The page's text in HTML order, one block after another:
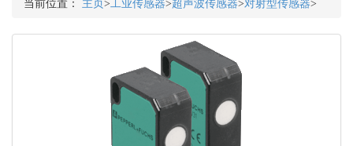
当前位置： 主页>工业传感器>超声波传感器>对射型传感器>